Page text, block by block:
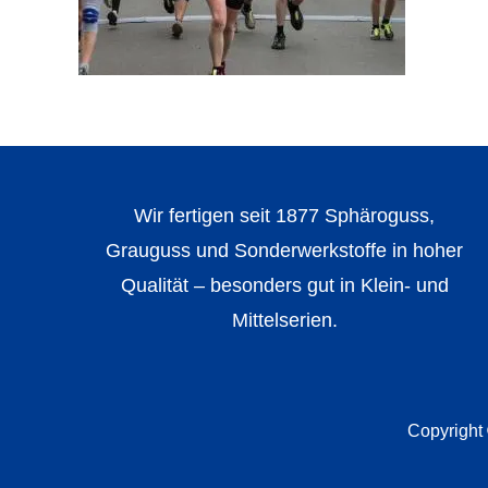
Wir fertigen seit 1877 Sphäroguss,
Grauguss und Sonderwerkstoffe in hoher
Qualität – besonders gut in Klein- und
Mittelserien.
Copyright